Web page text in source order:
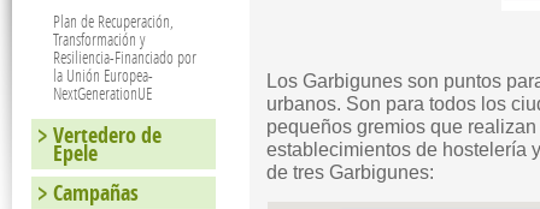
Los Garbigunes son puntos
urbanos. Son para todos los
pequeños gremios que
establecimientos de hostelería
de tres Garbigunes:
Plan de Recuperación,
Transformación y
Resiliencia-Financiado por
la Unión Europea-
NextGenerationUE
Vertedero de
Epele
Campañas